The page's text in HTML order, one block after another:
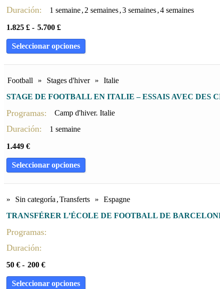
Duración: 1 semaine ,2 semaines ,3 semaines ,4 semaines
1.825 £ - 5.700 £
Seleccionar opciones
Football » Stages d'hiver »
Italie
STAGE DE FOOTBALL EN ITALIE – ESSAIS AVEC DES
Programas: Camp d'hiver. Italie
Duración: 1 semaine
1.449 €
Seleccionar opciones
» Sin categoría ,Transferts »
Espagne
TRANSFÉRER L’ÉCOLE DE FOOTBALL DE
Programas:
Duración:
50 € - 200 €
Seleccionar opciones